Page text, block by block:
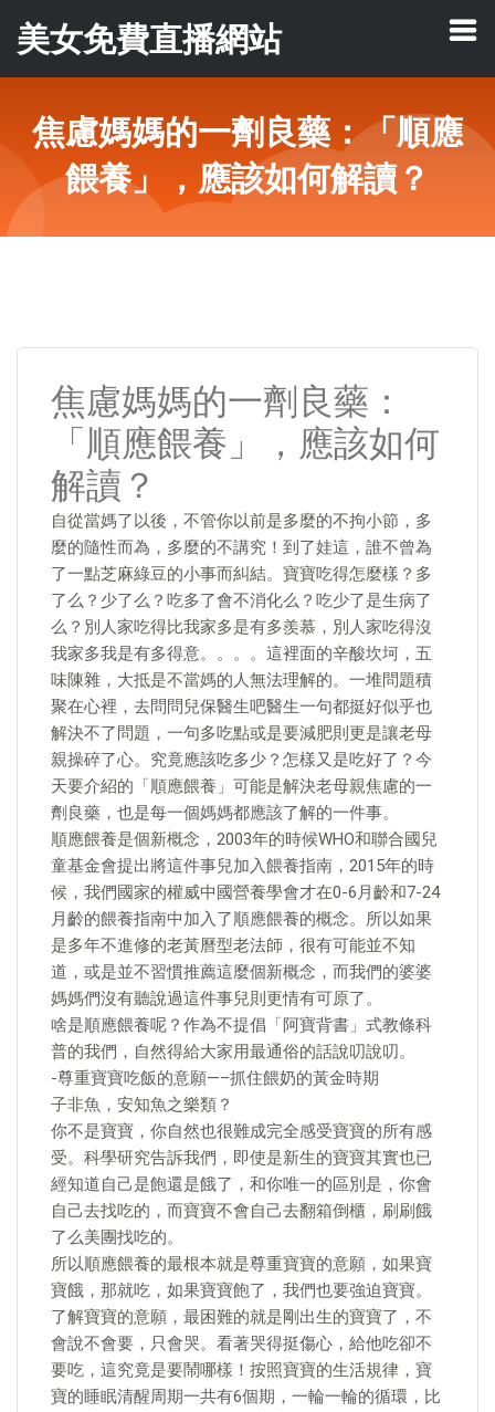
美女免費直播網站
焦慮媽媽的一劑良藥：「順應
餵養」，應該如何解讀？
焦慮媽媽的一劑良藥：
「順應餵養」，應該如何
解讀？
自從當媽了以後，不管你以前是多麼的不拘小節，多
麼的隨性而為，多麼的不講究！到了娃這，誰不曾為
了一點芝麻綠豆的小事而糾結。寶寶吃得怎麼樣？多
了么？少了么？吃多了會不消化么？吃少了是生病了
么？別人家吃得比我家多是有多羨慕，別人家吃得沒
我家多我是有多得意。。。。這裡面的辛酸坎坷，五
味陳雜，大抵是不當媽的人無法理解的。一堆問題積
聚在心裡，去問問兒保醫生吧醫生一句都挺好似乎也
解決不了問題，一句多吃點或是要減肥則更是讓老母
親操碎了心。究竟應該吃多少？怎樣又是吃好了？今
天要介紹的「順應餵養」可能是解決老母親焦慮的一
劑良藥，也是每一個媽媽都應該了解的一件事。
順應餵養是個新概念，2003年的時候WHO和聯合國兒
童基金會提出將這件事兒加入餵養指南，2015年的時
候，我們國家的權威中國營養學會才在0-6月齡和7-24
月齡的餵養指南中加入了順應餵養的概念。所以如果
是多年不進修的老黃曆型老法師，很有可能並不知
道，或是並不習慣推薦這麼個新概念，而我們的婆婆
媽媽們沒有聽說過這件事兒則更情有可原了。
啥是順應餵養呢？作為不提倡「阿寶背書」式教條科
普的我們，自然得給大家用最通俗的話說叨說叨。
-尊重寶寶吃飯的意願—–抓住餵奶的黃金時期
子非魚，安知魚之樂類？
你不是寶寶，你自然也很難成完全感受寶寶的所有感
受。科學研究告訴我們，即使是新生的寶寶其實也已
經知道自己是飽還是餓了，和你唯一的區別是，你會
自己去找吃的，而寶寶不會自己去翻箱倒櫃，刷刷餓
了么美團找吃的。
所以順應餵養的最根本就是尊重寶寶的意願，如果寶
寶餓，那就吃，如果寶寶飽了，我們也要強迫寶寶。
了解寶寶的意願，最困難的就是剛出生的寶寶了，不
會說不會要，只會哭。看著哭得挺傷心，給他吃卻不
要吃，這究竟是要鬧哪樣！按照寶寶的生活規律，寶
寶的睡眠清醒周期一共有6個期，一輪一輪的循環，比